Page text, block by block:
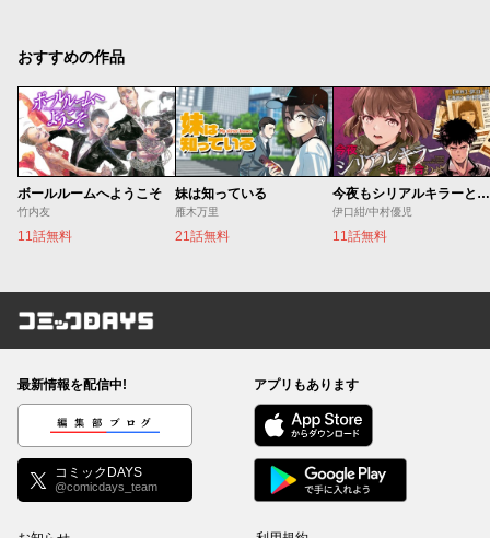
おすすめの作品
ボールルームへようこそ
竹内友
11話無料
妹は知っている
雁木万里
21話無料
今夜もシリアルキラーと待ち合わせ
伊口紺/中村優児
11話無料
コミックDAYS
最新情報を配信中!
編集部ブログ
コミックDAYS
@comicdays_team
アプリもあります